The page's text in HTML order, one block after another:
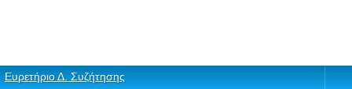
Ευρετήριο Δ. Συζήτησης